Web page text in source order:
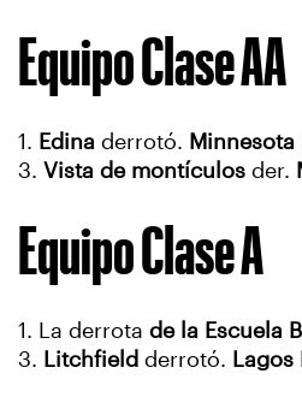
Equipo Clase AA
1. Edina derrotó. Minnesota
3. Vista de montículos der.
Equipo Clase A
1. La derrota de la Escuela
3. Litchfield derrotó. Lagos